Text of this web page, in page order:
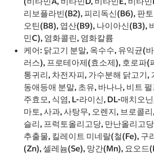
리보플라빈(B2), 피리독신(B6), 판
오틴(B8), 엽산(B9), 나이아신(B3),
민C), 염화콜린, 염화칼륨
케어: 닭고기 분말, 옥수수, 유익균(
러스), 프로테아제(효소제), 호로파(
통귀리, 차전자피, 가수분해 닭고기,
동애등애 분말, 초유, 바나나, 비트
주효모, 식염, L-라이신, DL-매치오
마토, 사과, 사탕무, 오렌지, 브로콜
슬리, 프럭토올리고당, 만난올리고
추출물, 킬레이트 미네랄(철(Fe), 구
(Zn), 셀레늄(Se), 망간(Mn), 요오드